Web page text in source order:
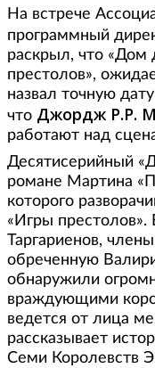
На встрече
программный
раскрыл, что «Дом
престолов»,
назвал точную
что Джордж Р.Р.
работают над
Десятисерийный
романе Мартина
которого
«Игры
Таргариенов,
обреченную
обнаружили
враждующими
ведется от лица
рассказывает
Семи Королевств